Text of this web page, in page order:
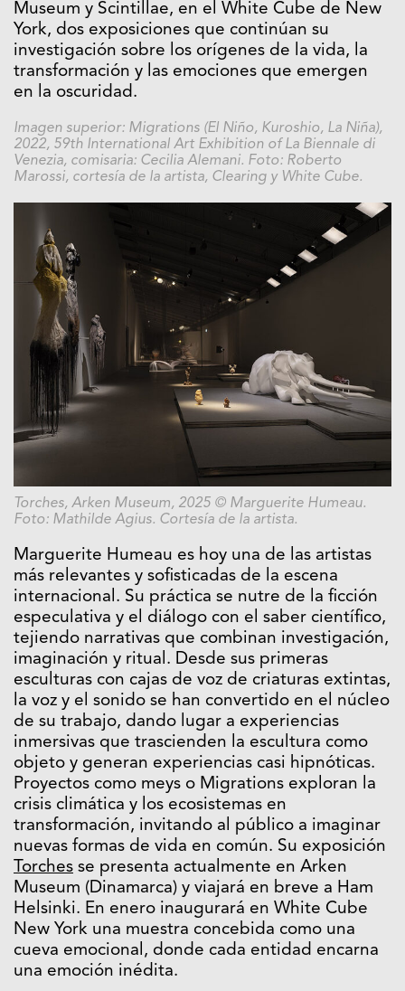
Museum y Scintillae, en el White Cube de New
York, dos exposiciones que continúan su
investigación sobre los orígenes de la vida, la
transformación y las emociones que emergen
en la oscuridad.
Imagen superior: Migrations (El Niño, Kuroshio, La Niña),
2022, 59th International Art Exhibition of La Biennale di
Venezia, comisaria: Cecilia Alemani. Foto: Roberto
Marossi, cortesía de la artista, Clearing y White Cube.
Torches, Arken Museum, 2025 © Marguerite Humeau.
Foto: Mathilde Agius. Cortesía de la artista.
Marguerite Humeau es hoy una de las artistas
más relevantes y sofisticadas de la escena
internacional. Su práctica se nutre de la ficción
especulativa y el diálogo con el saber científico,
tejiendo narrativas que combinan investigación,
imaginación y ritual. Desde sus primeras
esculturas con cajas de voz de criaturas extintas,
la voz y el sonido se han convertido en el núcleo
de su trabajo, dando lugar a experiencias
inmersivas que trascienden la escultura como
objeto y generan experiencias casi hipnóticas.
Proyectos como meys o Migrations exploran la
crisis climática y los ecosistemas en
transformación, invitando al público a imaginar
nuevas formas de vida en común. Su exposición
Torches se presenta actualmente en Arken
Museum (Dinamarca) y viajará en breve a Ham
Helsinki. En enero inaugurará en White Cube
New York una muestra concebida como una
cueva emocional, donde cada entidad encarna
una emoción inédita.